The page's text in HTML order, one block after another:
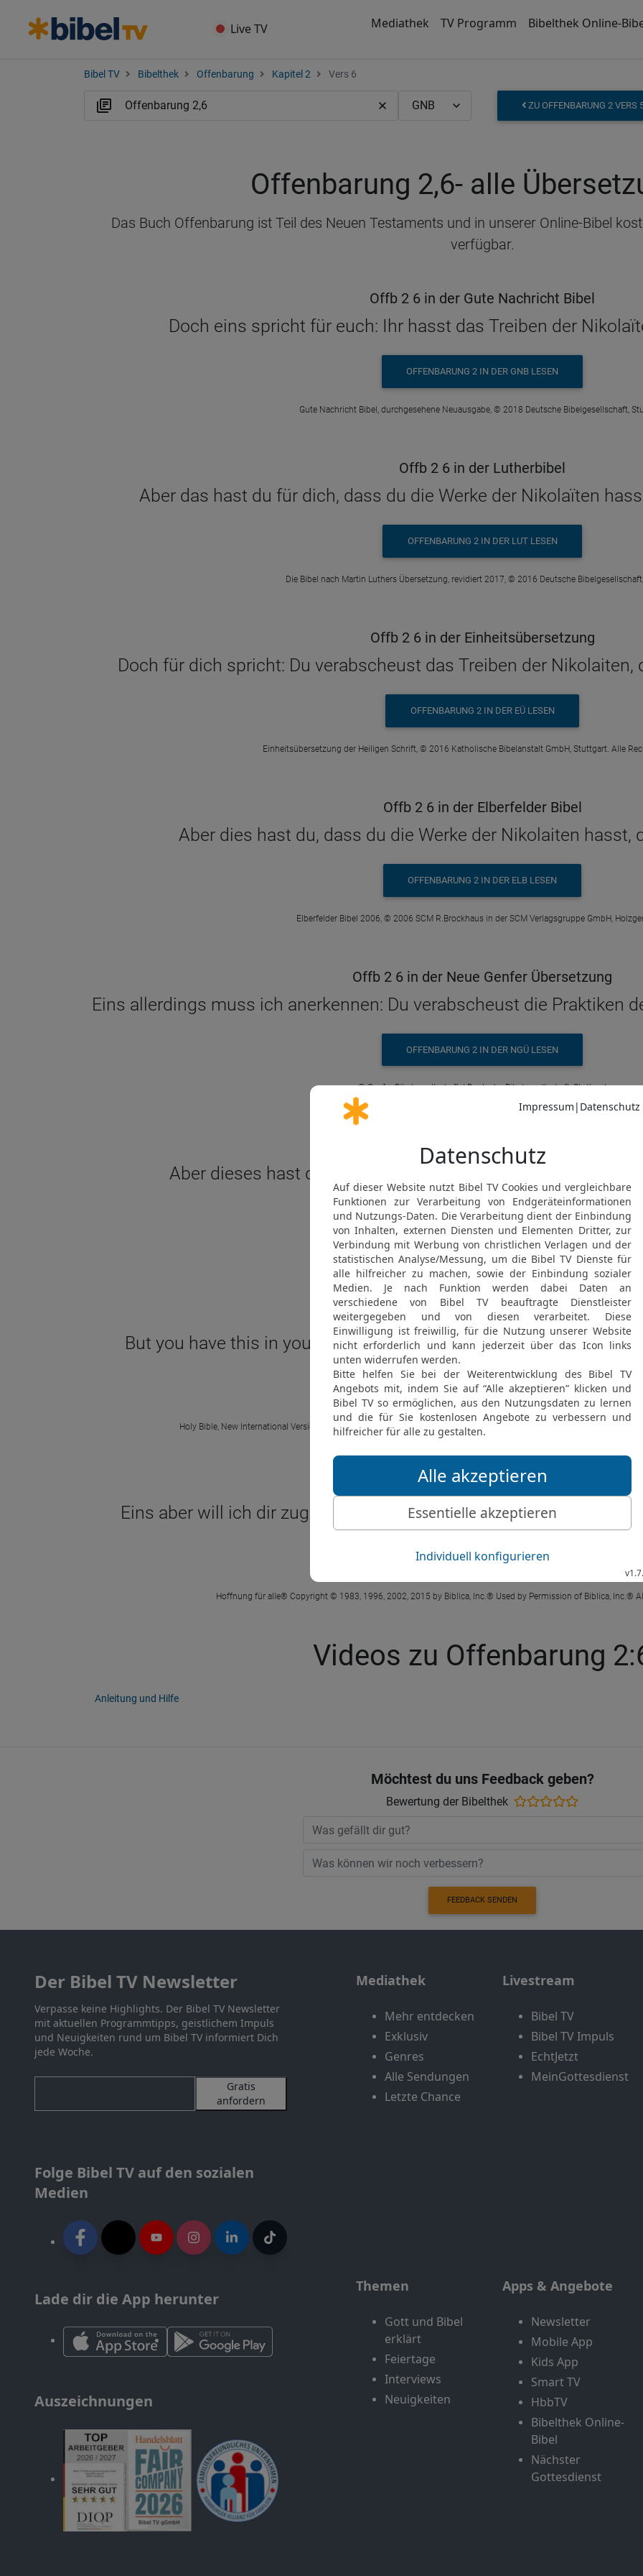
Live TV Mediathek TV Programm Bibelthek Online-
Bibel TV Bibelthek Offenbarung Kapitel 2 Vers 6
ZU OFFENBARUNG 2 VERS
Offenbarung 2,6- alle
Das Buch Offenbarung ist Teil des Neuen Testaments und in unserer Online-Bibel
verfügbar.
Offb 2 6 in der Gute Nachricht Bibel
Doch eins spricht für euch: Ihr hasst das Treiben der
OFFENBARUNG 2 IN DER GNB LESEN
Gute Nachricht Bibel, durchgesehene Neuausgabe, © 2018 Deutsche Bibelgesellschaft,
Offb 2 6 in der Lutherbibel
Aber das hast du für dich, dass du die Werke der Nikolaïten
OFFENBARUNG 2 IN DER LUT LESEN
Die Bibel nach Martin Luthers Übersetzung, revidiert 2017, © 2016 Deutsche
Offb 2 6 in der Einheitsübersetzung
Doch für dich spricht: Du verabscheust das Treiben der Nikolaiten,
OFFENBARUNG 2 IN DER EÜ LESEN
Einheitsübersetzung der Heiligen Schrift, © 2016 Katholische Bibelanstalt GmbH, Stuttgart. Alle
Offb 2 6 in der Elberfelder Bibel
Aber dies hast du, dass du die Werke der Nikolaiten hasst,
OFFENBARUNG 2 IN DER ELB LESEN
Elberfelder Bibel 2006, © 2006 SCM R.Brockhaus in der SCM Verlagsgruppe GmbH,
Offb 2 6 in der Neue Genfer Übersetzung
Eins allerdings muss ich anerkennen: Du verabscheust die Praktiken
OFFENBARUNG 2 IN DER NGÜ LESEN
© Genfer Bibelgesellschaft / Deutsche Bibelgesellschaft, Stuttgart
Offb 2 6 in der Schlachter 2000
Aber dieses hast du, dass du die Werke der Nikolaiten
OFFENBARUNG 2 IN DER SLT LESEN
© 2000 Genfer Bibelgesellschaft
Offb 2 6 in der New International Version
But you have this in your favour: you hate the practices of the
OFFENBARUNG 2 IN DER NIV LESEN
Holy Bible, New International Version ® (Anglicised), NIV TM Copyright © 1979, 1984, 2011 by Biblica, Inc. Used with
Offb 2 6 in der Hoffnung für Alle
Eins aber will ich dir zugutehalten: Dir ist das Treiben der
OFFENBARUNG 2 IN DER HFA LESEN
Hoffnung für alle® Copyright © 1983, 1996, 2002, 2015 by Biblica, Inc.® Used by Permission of Biblica, Inc.®
Videos zu Offenbarung
Anleitung und Hilfe
Möchtest du uns Feedback geben?
Bewertung der Bibelthek
FEEDBACK SENDEN
Der Bibel TV Newsletter
Verpasse keine Highlights. Der Bibel TV Newsletter
mit aktuellen Programmtipps, geistlichem Impuls
und Neuigkeiten rund um Bibel TV informiert Dich
jede Woche.
Gratis
anfordern
Folge Bibel TV auf den sozialen
Medien
Lade dir die App herunter
Auszeichnungen
Mediathek
Mehr entdecken
Exklusiv
Genres
Alle Sendungen
Letzte Chance
Livestream
Bibel TV
Bibel TV Impuls
EchtJetzt
MeinGottesdienst
Themen
Gott und Bibel
erklärt
Feiertage
Interviews
Neuigkeiten
Apps & Angebote
Newsletter
Mobile App
Kids App
Smart TV
HbbTV
Bibelthek Online-
Bibel
Nächster
Gottesdienst